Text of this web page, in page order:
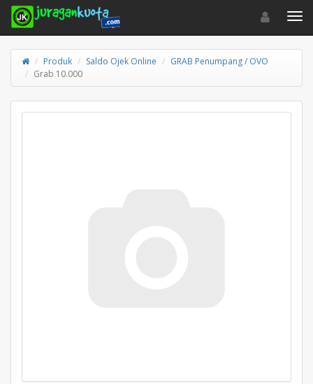
Toggle
Produk Saldo Ojek Online
GRAB Penumpang / OVO
Grab 10.000